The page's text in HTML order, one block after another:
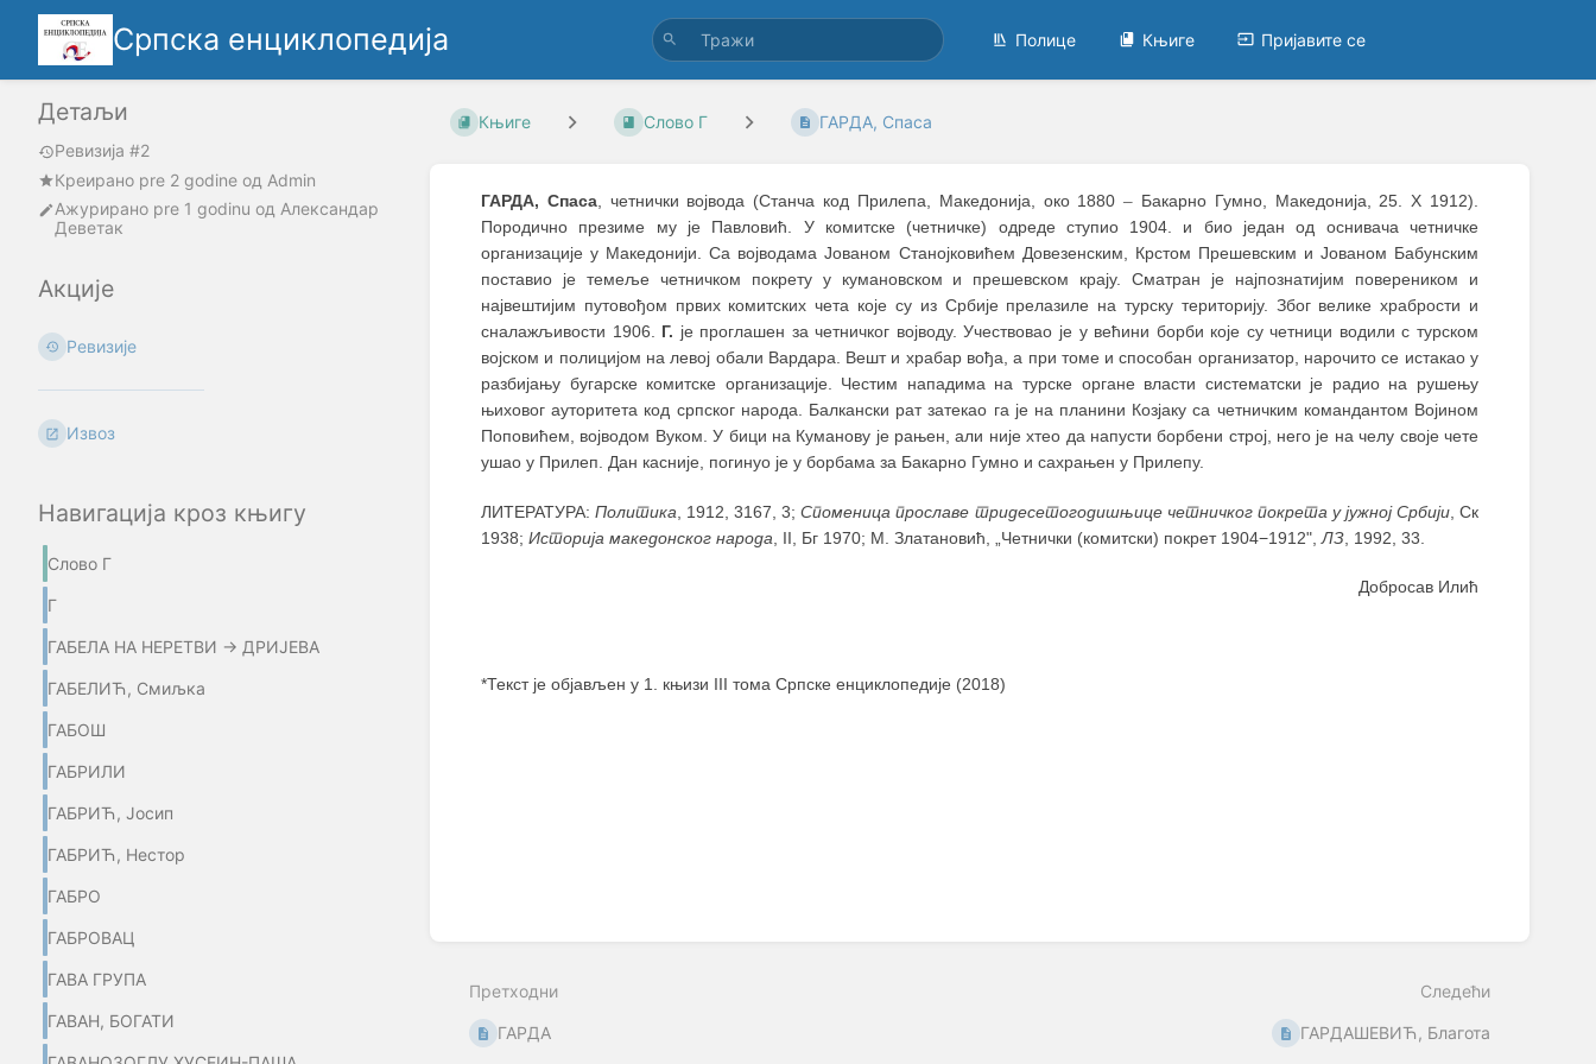
Српска енциклопедија Полице Књиге Пријавите се
Детаљи
Ревизија #2
Креирано pre 2 godine oд Admin
Ажурирано pre 1 godinu од Александар
Деветак
Акције
Ревизије
Извоз
Навигација кроз књигу
Слово Г
Г
ГАБЕЛА НА НЕРЕТВИ → ДРИЈЕВА
ГАБЕЛИЋ, Смиљка
ГАБОШ
ГАБРИЛИ
ГАБРИЋ, Јосип
ГАБРИЋ, Нестор
ГАБРО
ГАБРОВАЦ
ГАВА ГРУПА
ГАВАН, БОГАТИ
Књиге Слово Г ГАРДА, Спаса
ГАРДА, Спаса, четнички војвода (Станча код Прилепа, Македонија, око 1880– Бакарно Гумно, Македонија, 25. X 1912).
Породично презиме му је Павловић. У комитске (четничке) одреде ступио 1904. и био један од оснивача четничке
организације у Македонији. Са војводама Јованом Станојковићем Довезенским, Крстом Прешевским и Јованом Бабунским
поставио је темеље четничком покрету у кумановском и прешевском крају. Сматран је најпознатијим повереником и
највештијим путовођом првих комитских чета које су из Србије прелазиле на турску територију. Због велике храбрости и
сналажљивости 1906. Г. је проглашен за четничког војводу. Учествовао је у већини борби које су четници водили с турском
војском и полицијом на левој обали Вардара. Вешт и храбар вођа, а при томе и способан организатор, нарочито се истакао у
разбијању бугарске комитске организације. Честим нападима на турске органе власти систематски је радио на рушењу
њиховог ауторитета код српског народа. Балкански рат затекао га је на планини Козјаку са четничким командантом Војином
Поповићем, војводом Вуком. У бици на Куманову је рањен, али није хтео да напусти борбени строј, него је на челу своје чете
ушао у Прилеп. Дан касније, погинуо је у борбама за Бакарно Гумно и сахрањен у Прилепу.
ЛИТЕРАТУРА:Политика , 1912, 3167, 3;Споменица прославе тридесетогодишњице четничког покрета у јужној Србији, Ск
1938; Историја македонског народа , II, Бг 1970; М. Златановић, „Четнички (комитски) покрет 1904−1912", ЛЗ , 1992, 33.
Добросав Илић
*Текст је објављен у 1. књизи III тома Српске енциклопедије (2018)
Претходни
ГАРДА
Следећи
ГАРДАШЕВИЋ, Благота